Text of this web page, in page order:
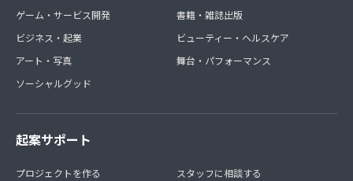
ゲーム・サービス開発
ビジネス・起業
アート・写真
ソーシャルグッド
書籍・雑誌出版
ビューティー・ヘルスケア
舞台・パフォーマンス
起案サポート
プロジェクトを作る
スタッフに相談する